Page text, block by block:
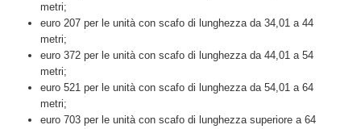
metri;
euro 207 per le unità con scafo di lunghezza da 34,01 a 44
metri;
euro 372 per le unità con scafo di lunghezza da 44,01 a 54
metri;
euro 521 per le unità con scafo di lunghezza da 54,01 a 64
metri;
euro 703 per le unità con scafo di lunghezza superiore a 64